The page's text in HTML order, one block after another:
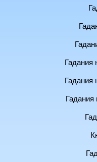
Гадания
Гадания
Гадания